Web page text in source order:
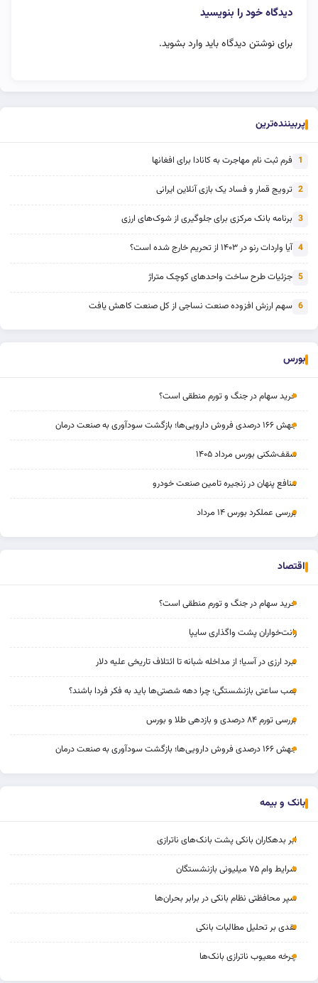
دیدگاه خود را بنویسید
برای نوشتن دیدگاه بایدوارد بشوید.
پربیننده‌ترین
1 فرم ثبت نام مهاجرت به کانادا برای افغانها
2 ترویج قمار و فساد یک بازی آنلاین ایرانی
3 برنامه بانک مرکزی برای جلوگیری از شوک‌های ارزی
4 آیا واردات رنو در ۱۴۰۳ از تحریم خارج شده است؟
5 جزئیات طرح ساخت واحدهای کوچک متراژ
6 سهم ارزش افزوده صنعت نساجی از کل صنعت کاهش یافت
بورس
خرید سهام در جنگ و تورم منطقی است؟
جهش ۱۶۶ درصدی فروش دارویی‌ها؛ بازگشت سودآوری به صنعت درمان
سقف‌شکنی بورس مرداد ۱۴۰۵
منافع پنهان در زنجیره تامین صنعت خودرو
بررسی عملکرد بورس ۱۴ مرداد
اقتصاد
خرید سهام در جنگ و تورم منطقی است؟
رانت‌خواران پشت واگذاری سایپا
نبرد ارزی در آسیا؛ از مداخله‌ شبانه تا ائتلاف تاریخی علیه دلار
بمب ساعتی بازنشستگی؛ چرا دهه شصتی‌ها باید به فکر فردا باشند؟
بررسی تورم ۸۴ درصدی و بازدهی طلا و بورس
جهش ۱۶۶ درصدی فروش دارویی‌ها؛ بازگشت سودآوری به صنعت درمان
بانک و بیمه
ابر بدهکاران بانکی پشت بانک‌های ناترازی
شرایط وام ۷۵ میلیونی بازنشستگان
سپر محافظتی نظام بانکی در برابر بحران‌ها
نقدی بر تحلیل مطالبات بانکی
چرخه‌ معیوب ناترازی بانک‌ها